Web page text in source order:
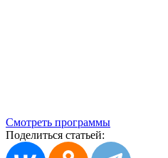
Смотреть программы
Поделиться статьей: